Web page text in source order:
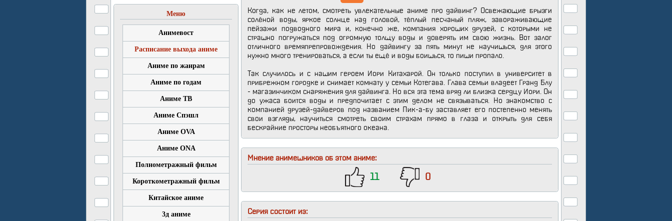
Меню
Анимевост
Расписание выхода аниме
Аниме по жанрам
Аниме по годам
Аниме ТВ
Аниме Спэшл
Аниме OVA
Аниме ONA
Полнометражный фильм
Короткометражный фильм
Китайское аниме
3д аниме
Когда, как не летом, смотреть увлекательные аниме про дайвинг? Освежающие брызги
солёной воды, яркое солнце над головой, тёплый песчаный пляж, завораживающие
пейзажи подводного мира и, конечно же, компания хороших друзей, с которыми не
страшно погружаться под огромную толщу воды и доверять им свою жизнь. Вот залог
отличного времяпрепровождения. Но дайвингу за пять минут не научишься, для этого
нужно много тренироваться, а если ты ещё и воды боишься, то пиши пропало.
Так случилось и с нашим героем Иори Китахарой. Он только поступил в университет в
прибрежном городке и снимает комнату у семьи Котегава. Глава семьи владеет Гранд Блу
- магазинчиком снаряжения для дайвинга. Но вся эта тема вряд ли близка сердцу Иори. Он
до ужаса боится воды и предпочитает с этим делом не связываться. Но знакомство с
компанией друзей-дайверов под названием Пик-а-бу заставляет его постепенно менять
свои взгляды, научиться смотреть своим страхам прямо в глаза и открыть для себя
бескрайние просторы необъятного океана.
Мнение анимешников об этом аниме:
11 0
Серия состоит из: